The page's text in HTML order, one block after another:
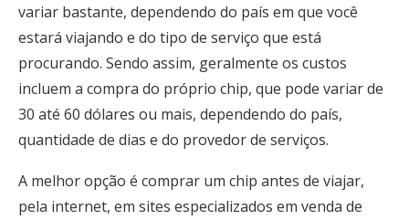
variar bastante, dependendo do país em que você
estará viajando e do tipo de serviço que está
procurando. Sendo assim, geralmente os custos
incluem a compra do próprio chip, que pode variar de
30 até 60 dólares ou mais, dependendo do país,
quantidade de dias e do provedor de serviços.
A melhor opção é comprar um chip antes de viajar,
pela internet, em sites especializados em venda de